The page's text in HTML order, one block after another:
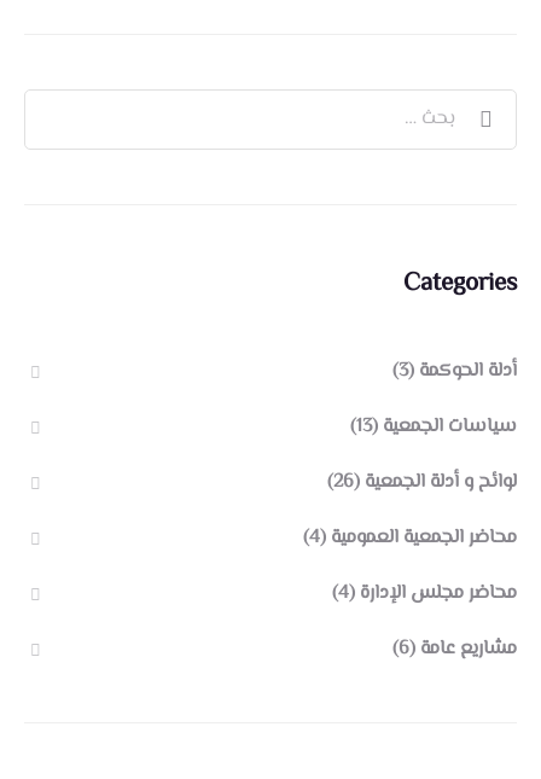
Categories
أدلة الحوكمة (3)
سياسات الجمعية (13)
لوائح و أدلة الجمعية (26)
محاضر الجمعية العمومية (4)
محاضر مجلس الإدارة (4)
مشاريع عامة (6)